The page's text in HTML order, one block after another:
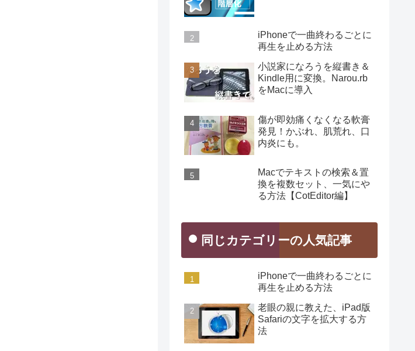
iPhoneで一曲終わるごとに
再生を止める方法
小説家になろうを縦書き＆
Kindle用に変換。Narou.rb
をMacに導入
傷が即効痛くなくなる軟膏
発見！かぶれ、肌荒れ、口
内炎にも。
Macでテキストの検索＆置
換を複数セット、一気にや
る方法【CotEditor編】
同じカテゴリーの人気記事
iPhoneで一曲終わるごとに
再生を止める方法
老眼の親に教えた、iPad版
Safariの文字を拡大する方
法